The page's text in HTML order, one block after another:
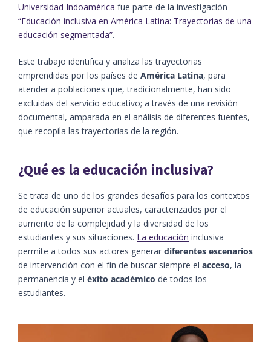
Universidad Indoamérica fue parte de la investigación
“Educación inclusiva en América Latina: Trayectorias de una
educación segmentada”.
Este trabajo identifica y analiza las trayectorias
emprendidas por los países de América Latina, para
atender a poblaciones que, tradicionalmente, han sido
excluidas del servicio educativo; a través de una revisión
documental, amparada en el análisis de diferentes fuentes,
que recopila las trayectorias de la región.
¿Qué es la educación inclusiva?
Se trata de uno de los grandes desafíos para los contextos
de educación superior actuales, caracterizados por el
aumento de la complejidad y la diversidad de los
estudiantes y sus situaciones. La educación inclusiva
permite a todos sus actores generar diferentes escenarios
de intervención con el fin de buscar siempre el acceso, la
permanencia y el éxito académico de todos los
estudiantes.